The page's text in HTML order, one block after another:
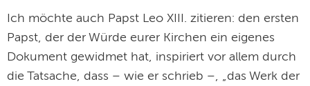
Ich möchte auch Papst Leo XIII. zitieren: den ersten
Papst, der der Würde eurer Kirchen ein eigenes
Dokument gewidmet hat, inspiriert vor allem durch
die Tatsache, dass – wie er schrieb –, „das Werk der